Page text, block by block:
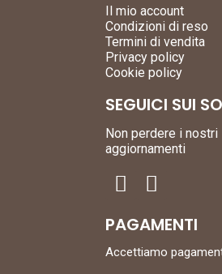
SEGUICI SUI
Non perdere i nostri
aggiornamenti
PAGAMENTI
Accettiamo
Il mio account
Condizioni di reso
Termini di vendita
Privacy policy
Cookie policy